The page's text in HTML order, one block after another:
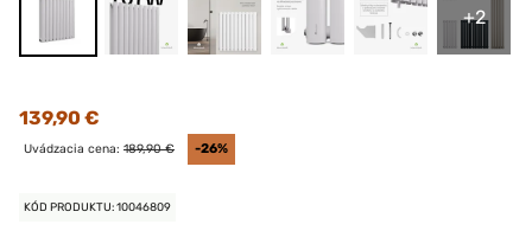
+2
139,90 €
Uvádzacia cena: 189,90 € -26%
KÓD PRODUKTU: 10046809